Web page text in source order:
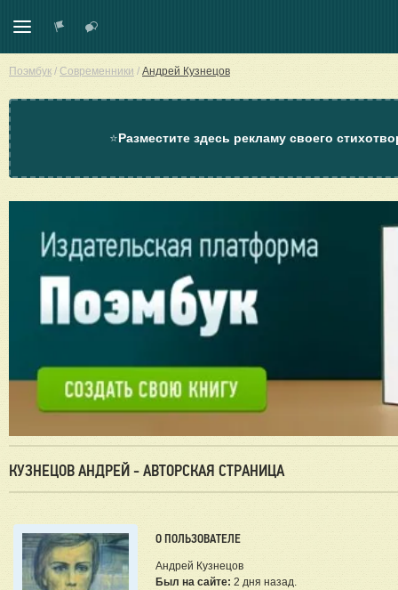
Поэмбук / Современники / Андрей Кузнецов
⭐Разместите здесь рекламу своего
КУЗНЕЦОВ АНДРЕЙ - АВТОРСКАЯ СТРАНИЦА
О ПОЛЬЗОВАТЕЛЕ
Андрей Кузнецов
Был на сайте: 2 дня назад.